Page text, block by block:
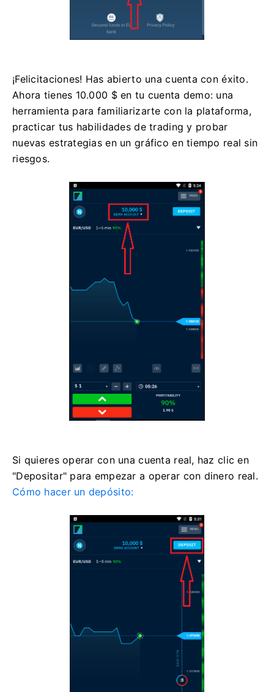
¡Felicitaciones! Has abierto una cuenta con éxito.
Ahora tienes 10.000 $ en tu cuenta demo: una
herramienta para familiarizarte con la plataforma,
practicar tus habilidades de trading y probar
nuevas estrategias en un gráfico en tiempo real sin
riesgos.
Si quieres operar con una cuenta real, haz clic en
"Depositar" para empezar a operar con dinero real.
Cómo hacer un depósito: